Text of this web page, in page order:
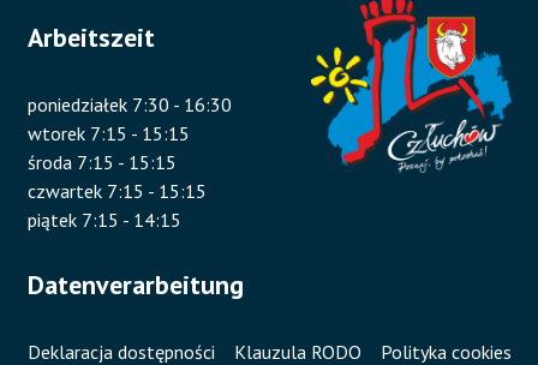
Arbeitszeit
poniedziałek 7:30 - 16:30
wtorek 7:15 - 15:15
środa 7:15 - 15:15
czwartek 7:15 - 15:15
piątek 7:15 - 14:15
Datenverarbeitung
Deklaracja dostępności Klauzula RODO Polityka cookies